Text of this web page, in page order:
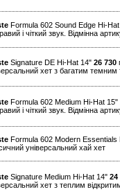
Formula 602 Sound Edge Hi-
і чіткий звук. Відмінна
Signature DE Hi-Hat 14" 26 730
хет з багатим
Formula 602 Medium Hi-Hat 15"
і чіткий звук. Відмінна
Formula 602 Modern Essentials
універсальний хай хет
Signature Medium Hi-Hat 14" 24
хет з теплим